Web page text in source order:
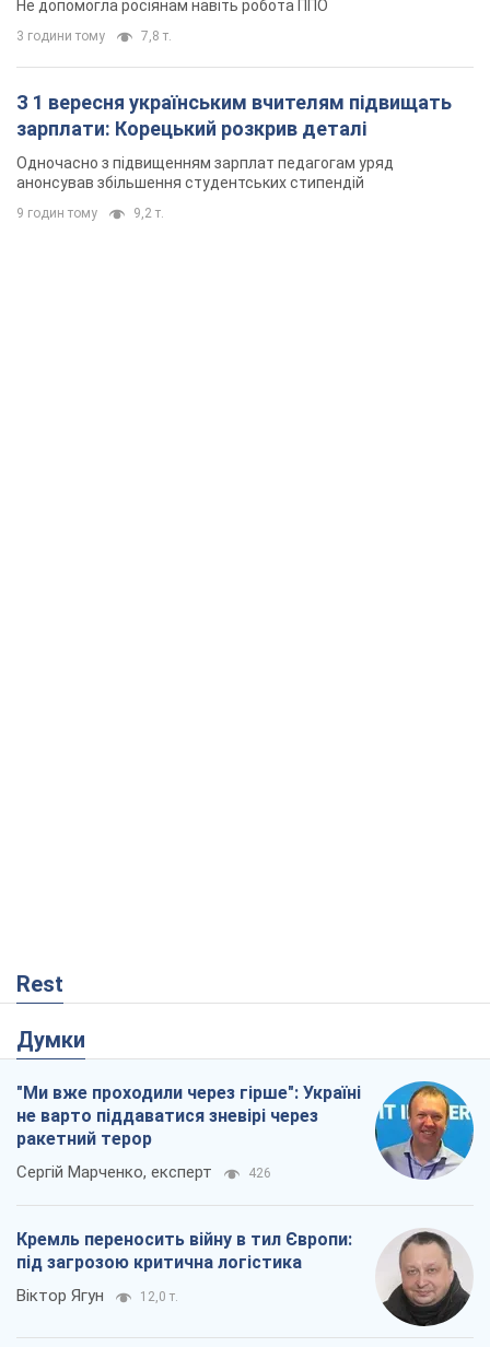
Не допомогла росіянам навіть робота ППО
3 години тому 7,8 т.
З 1 вересня українським вчителям підвищать
зарплати: Корецький розкрив деталі
Одночасно з підвищенням зарплат педагогам уряд
анонсував збільшення студентських стипендій
9 годин тому 9,2 т.
Rest
Думки
"Ми вже проходили через гірше": Україні
не варто піддаватися зневірі через
ракетний терор
Сергій Марченко, експерт 426
Кремль переносить війну в тил Європи:
під загрозою критична логістика
Віктор Ягун 12,0 т.